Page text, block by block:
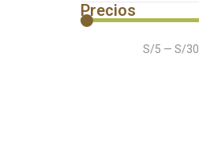
Precios
S/5 — S/30